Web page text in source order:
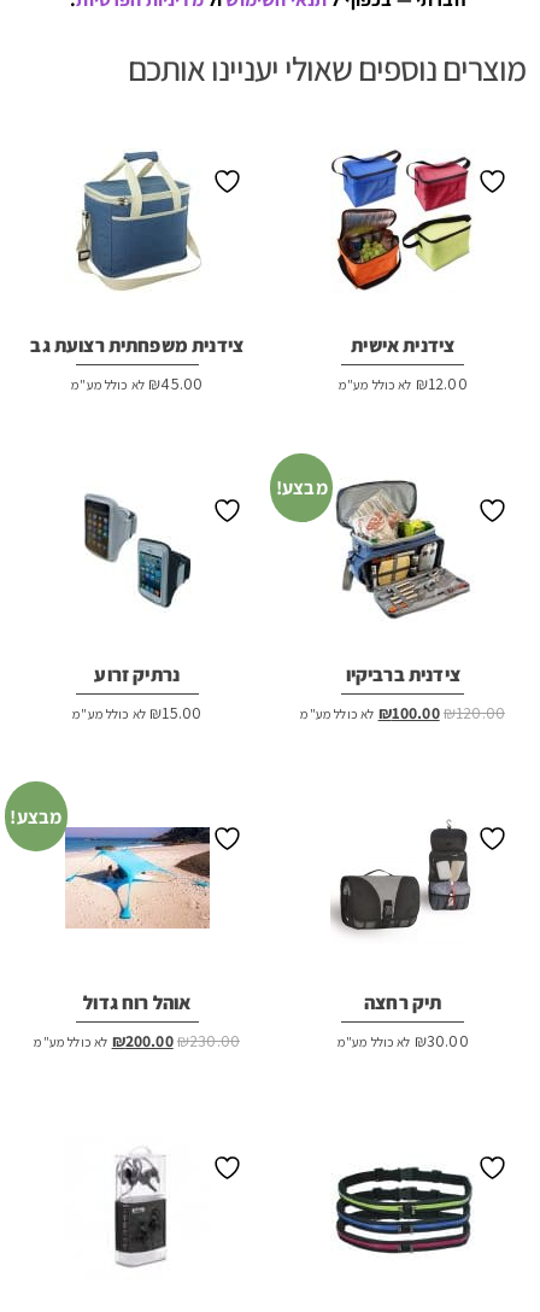
מוצרים נוספים שאולי יעניינו אותכם
צידנית אישית
₪12.00 לא כולל מע"מ
צידנית משפחתית רצועת גב
₪45.00 לא כולל מע"מ
מבצע!
צידנית ברביקיו
₪120.00
המחיר ₪100.00 המחיר
לא כולל מע"מ
נרתיק זרוע
₪15.00 לא כולל מע"מ
תיק רחצה
₪30.00 לא כולל מע"מ
מבצע!
אוהל רוח גדול
₪230.00
המחיר ₪200.00 המחיר
לא כולל מע"מ